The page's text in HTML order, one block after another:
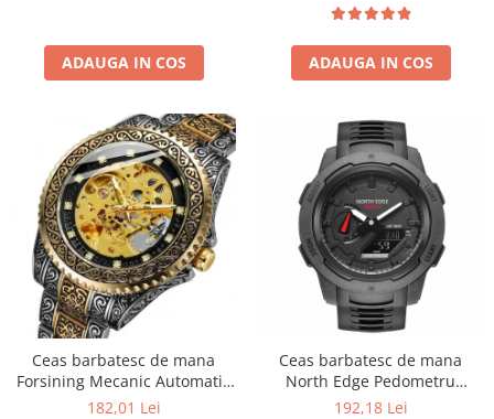
ADAUGA IN COS ADAUGA IN COS
Ceas barbatesc de mana
Forsining Mecanic Automatic
Skeleton Analog Argintiu
182,01 Lei
Ceas barbatesc de mana
North Edge Pedometru
Lumina de fundal DST Negru
192,18 Lei